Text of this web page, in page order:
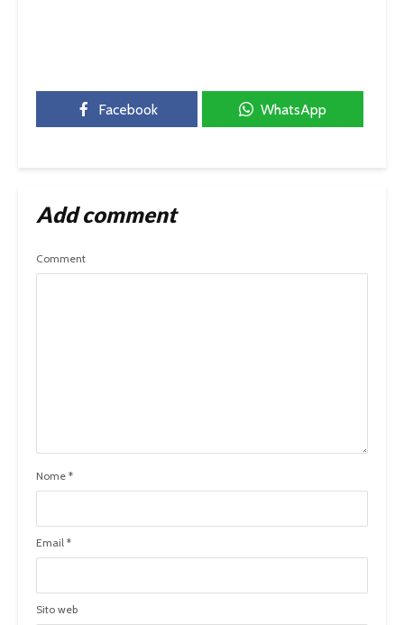
Facebook WhatsApp
Add comment
Comment
Nome *
Email *
Sito web